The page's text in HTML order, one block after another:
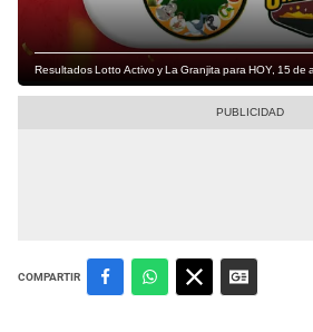
Resultados Lotto Activo y La Granjita para HOY, 15 de
COMPARTIR